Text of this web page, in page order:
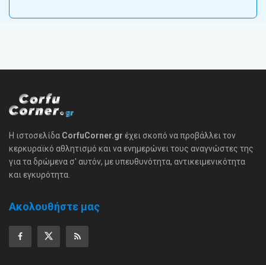
Η ιστοσελίδα CorfuCorner.gr έχει σκοπό να προβάλλει τον
κερκυραϊκό αθλητισμό και να ενημερώνει τους αναγνώστες της
για τα δρώμενα σ' αυτόν, με υπευθυνότητα, αντικειμενικότητα
και εγκυρότητα.
Ακολουθήστε μας